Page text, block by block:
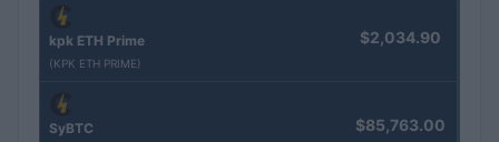
kpk ETH Prime
(KPK ETH PRIME)
$2,034.90
SyBTC $85,763.00